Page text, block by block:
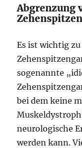
Abgrenzung
Es ist wichtig
sogenannte
bei dem keine
neurologische
werden kann.